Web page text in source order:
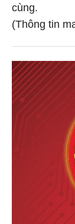
cùng.
(Thông tin